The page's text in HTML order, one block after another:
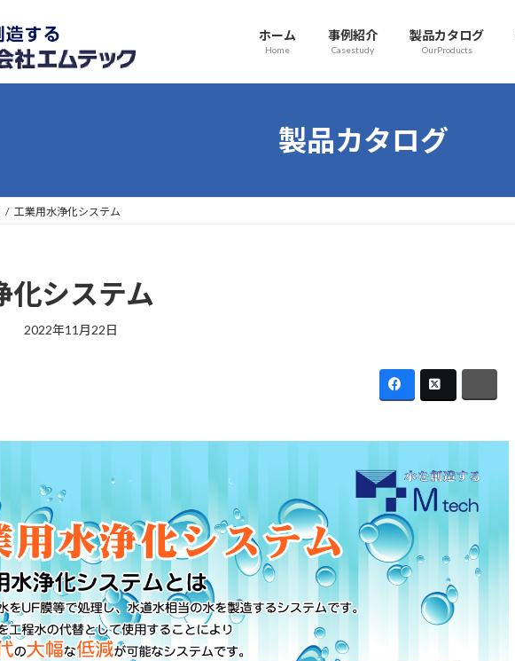
ホーム
Home
事例紹介
Casestudy
製品カタログ
OurProducts
製品カタログ
工業用水浄化システム
化システム
最
2022年11月22日